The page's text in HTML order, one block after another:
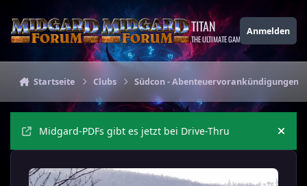
TITAN
THE ULTIMATE GAMING THEME
Anmelden
Startseite Clubs Südcon - Abenteuervorankündigungen
Midgard-PDFs gibt es jetzt bei Drive-Thru